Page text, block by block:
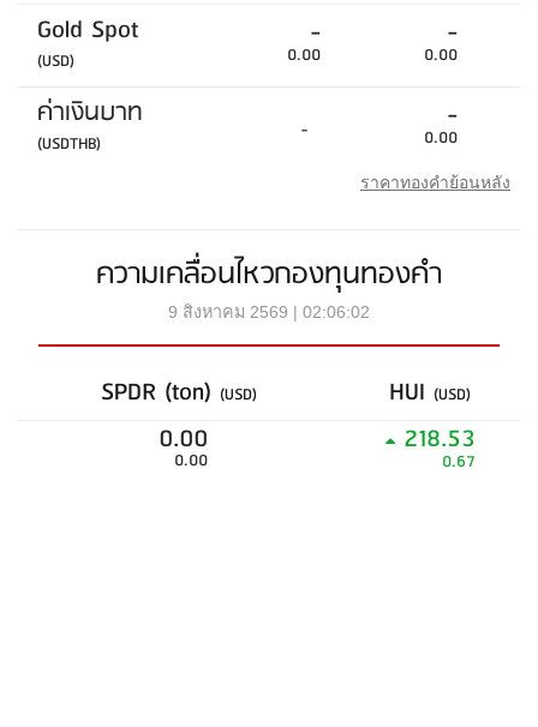
Gold Spot
(USD)
-
0.00
-
0.00
ค่าเงินบาท
(USDTHB) - -
0.00
ราคาทองคำย้อนหลัง
ความเคลื่อนไหวกองทุนทองคำ
9 สิงหาคม 2569 | 02:06:02
SPDR (ton) (USD) HUI (USD)
0.00
0.00
218.53
0.67